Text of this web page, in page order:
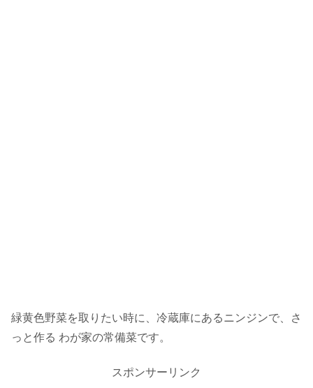
緑黄色野菜を取りたい時に、冷蔵庫にあるニンジンで、さ
っと作る わが家の常備菜です。
スポンサーリンク